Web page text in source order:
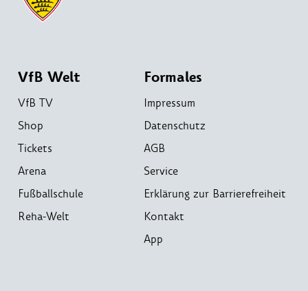
VfB Welt
VfB TV
Shop
Tickets
Arena
Fußballschule
Reha-Welt
Formales
Impressum
Datenschutz
AGB
Service
Erklärung zur Barrierefreiheit
Kontakt
App